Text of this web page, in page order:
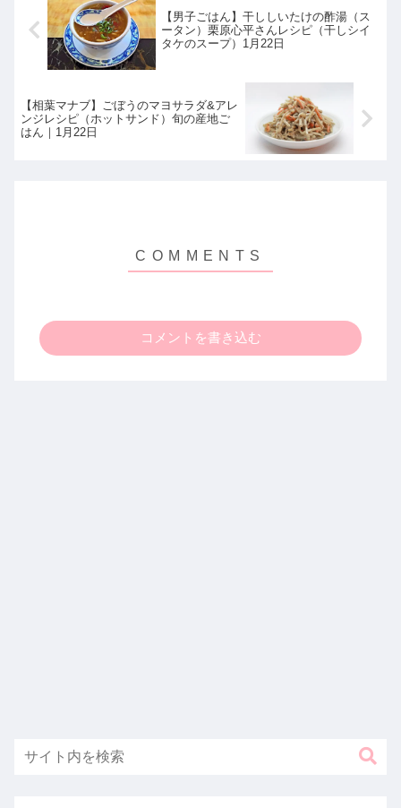
【男子ごはん】干ししいたけの酢湯（ス
ータン）栗原心平さんレシピ（干しシイ
タケのスープ）1月22日
【相葉マナブ】ごぼうのマヨサラダ&アレ
ンジレシピ（ホットサンド）旬の産地ご
はん｜1月22日
コメントを書き込む